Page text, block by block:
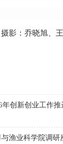
摄影 ： 乔晓旭
年创新创业工作推
渔业科学院调研